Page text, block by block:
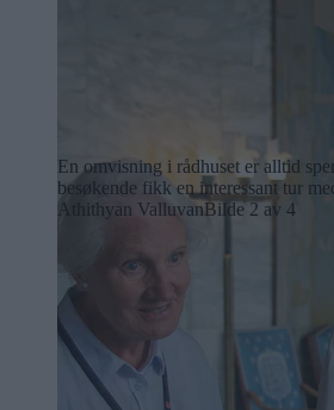
En omvisning i rådhuset er alltid
besøkende fikk en interessant tur
Athithyan ValluvanBilde 2 av 4